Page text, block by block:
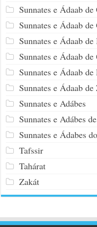
Sunnates e Ádaab de
Sunnates e Ádaab de
Sunnates e Ádaab
Sunnates e Ádaab
Sunnates e Ádaab de
Sunnates e Ádaab
Sunnates e Adábes
Sunnates e Adábes
Sunnates e Ádabes
Tafssir
Tahárat
Zakát